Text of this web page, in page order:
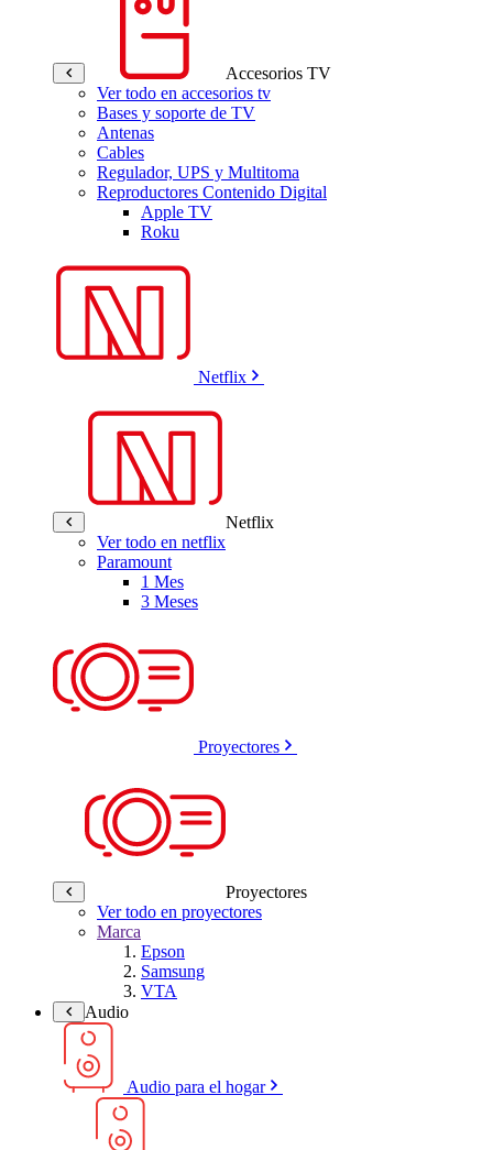
Accesorios TV
Ver todo en accesorios tv
Bases y soporte de TV
Antenas
Cables
Regulador, UPS y Multitoma
Reproductores Contenido Digital
Apple TV
Roku
Netflix
Netflix
Ver todo en netflix
Paramount
1 Mes
3 Meses
Proyectores
Proyectores
Ver todo en proyectores
Marca
Epson
Samsung
VTA
Audio
Audio para el hogar